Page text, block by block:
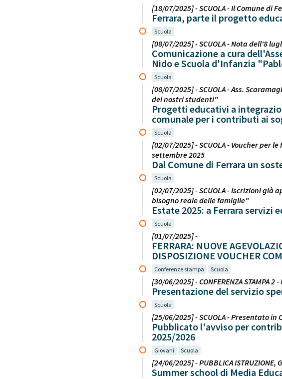
[18/07/2025] - SCUOLA - Il Comune
Ferrara, parte il progetto
Scuola
[08/07/2025] - SCUOLA - Nota dell'8
Comunicazione a cura
Nido e Scuola d'Infanzia
Scuola
[08/07/2025] - SCUOLA - Ass.
dei nostri studenti"
Progetti educativi a
comunale per i contributi ai
Scuola
[02/07/2025] - SCUOLA - Voucher
settembre 2025
Dal Comune di Ferrara un
Scuola
[02/07/2025] - SCUOLA - Iscrizioni
bisogno reale delle famiglie"
Estate 2025: a Ferrara servizi
Scuola
[01/07/2025] -
FERRARA: NUOVE
DISPOSIZIONE VOUCHER
Conferenze stampa Scuola
[30/06/2025] - CONFERENZA
Presentazione del servizio
Scuola
[25/06/2025] - SCUOLA - Presentato
Pubblicato l'avviso per
2025/2026
Giovani Scuola
[24/06/2025] - PUBBLICA
Summer school di Media